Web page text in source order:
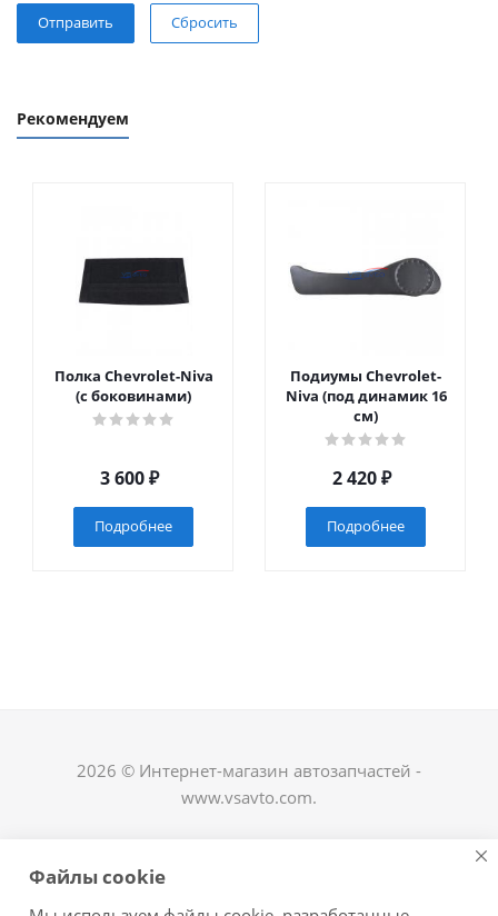
Сбросить
Рекомендуем
Полка Chevrolet-Niva
(с боковинами)
3 600₽
Подробнее
Подиумы Chevrolet-
Niva (под динамик 16
см)
2 420₽
Подробнее
2026 © Интернет-магазин автозапчастей -
www.vsavto.com.
Файлы cookie